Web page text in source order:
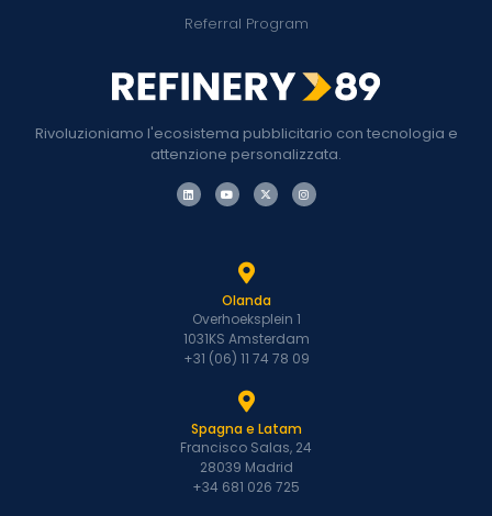
Rivoluzioniamo l'ecosistema pubblicitario con tecnologia e
attenzione personalizzata.
Referral Program
Olanda
Overhoeksplein 1
1031KS Amsterdam
+31 (06) 11 74 78 09
Spagna e Latam
Francisco Salas, 24
28039 Madrid
+34 681 026 725